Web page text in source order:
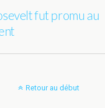
fut promu au
Retour au début